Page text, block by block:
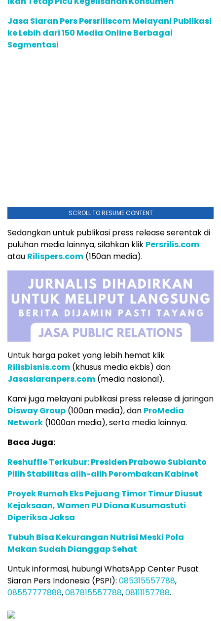
Jasa Siaran Pers Persriliscom Melayani Publikasi
ke Lebih dari 150 Media Online Berbagai
Segmentasi
SCROLL TO RESUME CONTENT
Sedangkan untuk publikasi press release serentak di
puluhan media lainnya, silahkan klik Persrilis.com
atau Rilispers.com (150an media).
Untuk harga paket yang lebih hemat klik
Rilisbisnis.com (khusus media ekbis) dan
Jasasiaranpers.com (media nasional).
Kami juga melayani publikasi press release di jaringan
Disway Group (100an media), dan ProMedia
Network (1000an media), serta media lainnya.
Baca Juga:
Reshuffle Terkubur: Presiden Prabowo Subianto
Pilih Stabilitas alih-alih Perombakan Kabinet
Proyek Rumah Eks Pejuang Timor Timur Diusut
Kejaksaan, Wamen PU Diana Kusumastuti
Diperiksa Jaksa
Tubuh Bisa Kekurangan Nutrisi Meski Pola
Makan Sudah Dianggap Sehat
Untuk informasi, hubungi WhatsApp Center Pusat
Siaran Pers Indonesia (PSPI): 085315557788,
08557777888,087815557788,08111157788.